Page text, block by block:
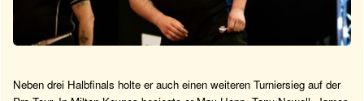
Neben drei Halbfinals holte er auch einen weiteren Turniersieg auf der